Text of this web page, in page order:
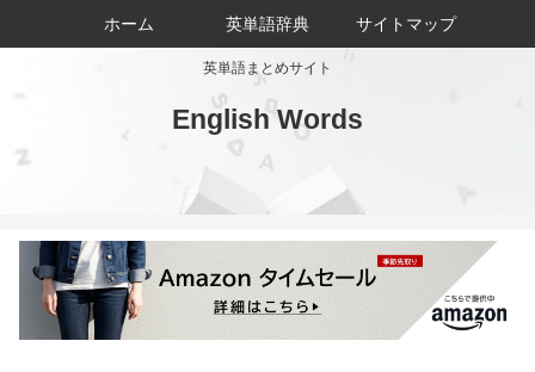
英単語まとめサイト
English Words
ホーム 英単語辞典 サイトマップ